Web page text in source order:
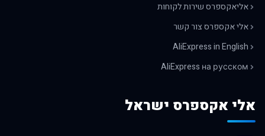
אליאקספרס שירות לקוחות
אלי אקספרס צור קשר
AliExpress in English
AliExpress на русском
אלי אקספרס ישראל